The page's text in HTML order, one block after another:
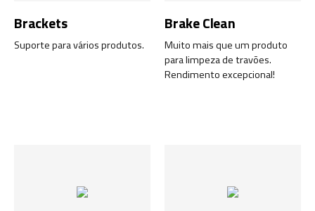
Brackets
Suporte para vários produtos.
Brake Clean
Muito mais que um produto
para limpeza de travões.
Rendimento excepcional!